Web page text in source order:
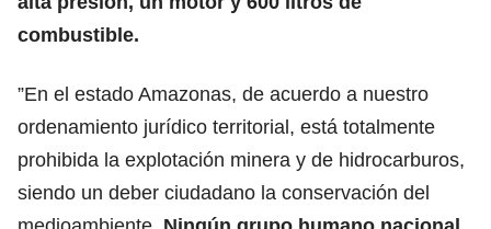
combustible.
”En el estado Amazonas, de acuerdo a nuestro
ordenamiento jurídico territorial, está totalmente
prohibida la explotación minera y de hidrocarburos,
siendo un deber ciudadano la conservación del